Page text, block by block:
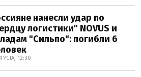
нанесли удар по
логистики" NOVUS и
"Сильпо": погибли 6
12:30